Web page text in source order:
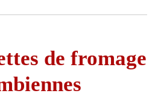
de fromage